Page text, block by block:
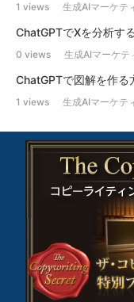
1 views 生成AIマーケテ
ChatGPTでXを分析す
0 views 生成AIマーケテ
ChatGPTで図解を作る
1 views 生成AIマーケテ